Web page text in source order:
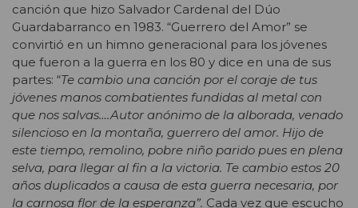
canción que hizo Salvador Cardenal del Dúo
Guardabarranco en 1983. “Guerrero del Amor” se
convirtió en un himno generacional para los jóvenes
que fueron a la guerra en los 80 y dice en una de sus
partes: “Te cambio una canción por el coraje de tus
jóvenes manos combatientes fundidas al metal con
que nos salvas….Autor anónimo de la alborada, venado
silencioso en la montaña, guerrero del amor. Hijo de
este tiempo, remolino, pobre niño parido pues en plena
selva, para llegar al fin a la victoria. Te cambio estos 20
años duplicados a causa de esta guerra necesaria, por
la carnosa flor de la esperanza”. Cada vez que escucho